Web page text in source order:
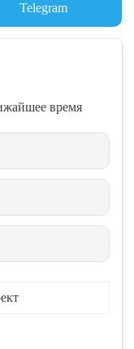
Telegram
время